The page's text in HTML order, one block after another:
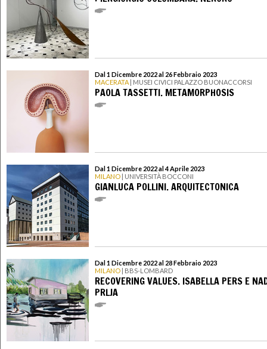
Dal 1 Dicembre 2022 al 26 Febbraio 2023
MACERATA | MUSEI CIVICI PALAZZO BUONACCORSI
PAOLA TASSETTI. METAMORPHOSIS
Dal 1 Dicembre 2022 al 4 Aprile 2023
MILANO | UNIVERSITÀ BOCCONI
GIANLUCA POLLINI. ARQUITECTONICA
Dal 1 Dicembre 2022 al 28 Febbraio 2023
MILANO | BBS-LOMBARD
RECOVERING VALUES. ISABELLA PERS E
PRLJA